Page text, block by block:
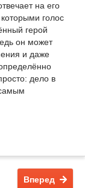
на его
голос
герой
он может
и даже
дело в
Вперед